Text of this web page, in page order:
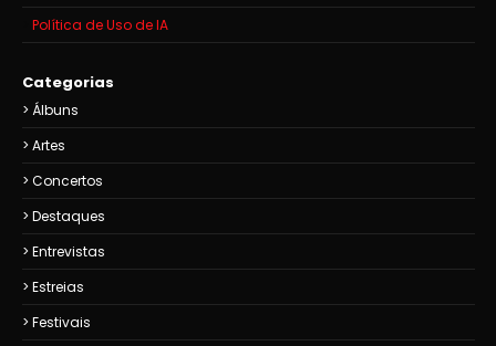
Política de Uso de IA
Categorias
Álbuns
Artes
Concertos
Destaques
Entrevistas
Estreias
Festivais